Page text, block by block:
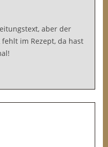
aber der
im Rezept, da hast